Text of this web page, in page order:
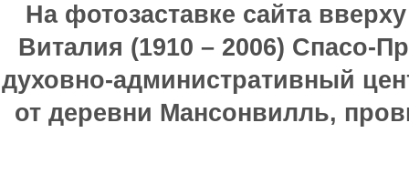
На фотозаставке сайта
Виталия (1910 – 2006) Спасо-
духовно-административный
от деревни Мансонвилль,